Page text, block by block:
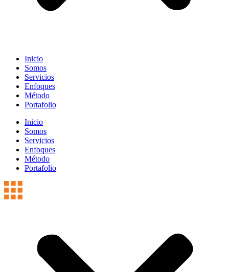
Inicio
Somos
Servicios
Enfoques
Método
Portafolio
Inicio
Somos
Servicios
Enfoques
Método
Portafolio